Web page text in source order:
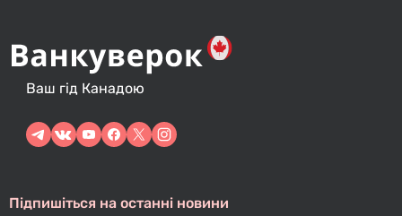
Ваш гід Канадою
Підпишіться на останні новини